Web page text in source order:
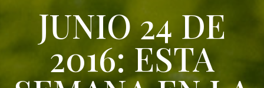
JUNIO 24 DE
2016: ESTA